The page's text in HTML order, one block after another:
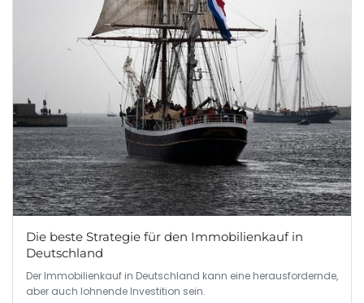
Die beste Strategie für den Immobilienkauf in
Deutschland
Der Immobilienkauf in Deutschland kann eine herausfordernde,
aber auch lohnende Investition sein.